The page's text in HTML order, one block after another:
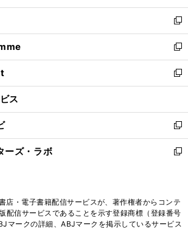
開
く
ウ
で
開
く
ン
ド
ウ
で
開
く
ウ
ィ
ン
ド
ウ
で
開
し
い
ウ
ィ
ン
ド
ウ
開
く
新
し
い
ウ
ィ
ン
ウ
で
開
く
新
し
い
ウ
ン
ド
ウ
で
新
し
ウ
ィ
ン
ド
く
ス
新
し
い
ド
ウ
で
ーズ・ラボ
新
ィ
ン
ド
店・電子書籍配信サービスが、著作権者からコンテ
配信サービスであることを示す登録商標（登録番号
マークの詳細、ABJマークを掲示しているサービス